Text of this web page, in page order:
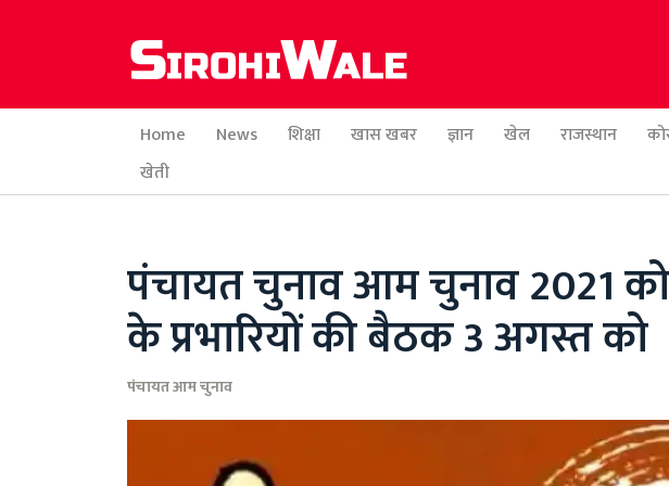
Home News शिक्षा खास खबर ज्ञान खेल राजस्थान
खेती
पंचायत चुनाव आम चुनाव 2021 को
के प्रभारियों की बैठक 3 अगस्त को
पंचायत आम चुनाव